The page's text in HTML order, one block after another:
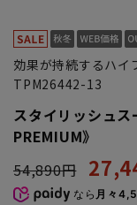
効果が持続するハイ
TPM26442-13
スタイリッシュ
PREMIUM》
54,890円
なら 月々